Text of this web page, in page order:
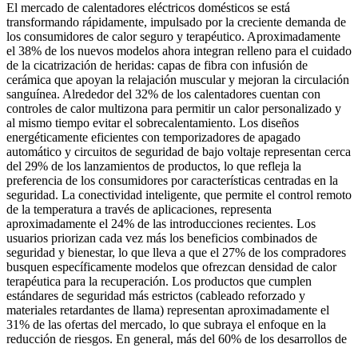
El mercado de calentadores eléctricos domésticos se está
transformando rápidamente, impulsado por la creciente demanda de
los consumidores de calor seguro y terapéutico. Aproximadamente
el 38% de los nuevos modelos ahora integran relleno para el cuidado
de la cicatrización de heridas: capas de fibra con infusión de
cerámica que apoyan la relajación muscular y mejoran la circulación
sanguínea. Alrededor del 32% de los calentadores cuentan con
controles de calor multizona para permitir un calor personalizado y
al mismo tiempo evitar el sobrecalentamiento. Los diseños
energéticamente eficientes con temporizadores de apagado
automático y circuitos de seguridad de bajo voltaje representan cerca
del 29% de los lanzamientos de productos, lo que refleja la
preferencia de los consumidores por características centradas en la
seguridad. La conectividad inteligente, que permite el control remoto
de la temperatura a través de aplicaciones, representa
aproximadamente el 24% de las introducciones recientes. Los
usuarios priorizan cada vez más los beneficios combinados de
seguridad y bienestar, lo que lleva a que el 27% de los compradores
busquen específicamente modelos que ofrezcan densidad de calor
terapéutica para la recuperación. Los productos que cumplen
estándares de seguridad más estrictos (cableado reforzado y
materiales retardantes de llama) representan aproximadamente el
31% de las ofertas del mercado, lo que subraya el enfoque en la
reducción de riesgos. En general, más del 60% de los desarrollos de